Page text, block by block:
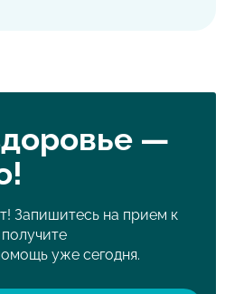
—
Запишитесь на прием к
уже сегодня.